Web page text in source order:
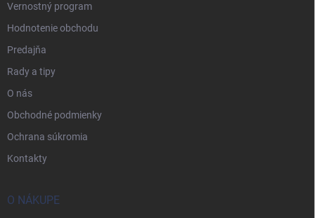
Vernostný program
Hodnotenie obchodu
Predajňa
Rady a tipy
O nás
Obchodné podmienky
Ochrana súkromia
Kontakty
O NÁKUPE